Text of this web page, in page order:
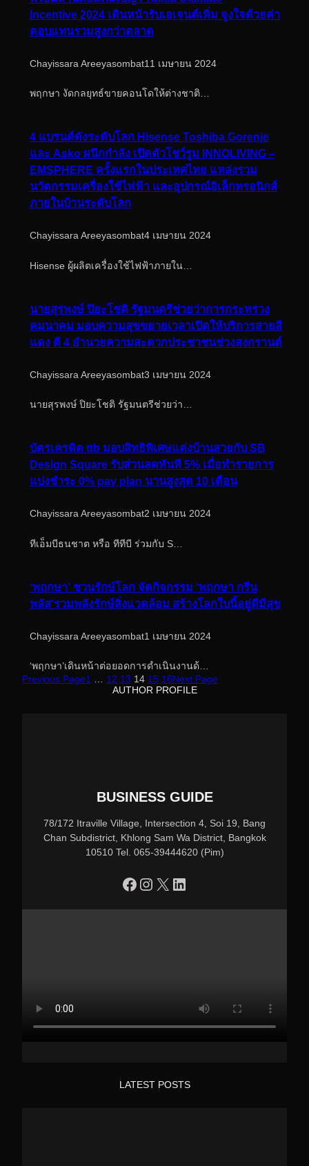
Incentive 2024 เดินหน้ารับเอเจนต์เพิ่ม จูงใจด้วยค่า
ตอบแทนรวมสูงกว่าตลาด
Chayissara Areeyasombat11 เมษายน 2024
พฤกษา งัดกลยุทธ์ขายคอนโดให้ต่างชาติ…
4 แบรนด์ดังระดับโลก Hisense Toshiba Gorenje
และ Asko ผนึกกำลัง เปิดตัวโชว์รูม INNOLIVING –
EMSPHERE ครั้งแรกในประเทศไทย แหล่งรวม
นวัตกรรมเครื่องใช้ไฟฟ้า และอุปกรณ์อิเล็กทรอนิกส์
ภายในบ้านระดับโลก
Chayissara Areeyasombat4 เมษายน 2024
Hisense ผู้ผลิตเครื่องใช้ไฟฟ้าภายใน…
นายสุรพงษ์ ปิยะโชติ รัฐมนตรีช่วยว่าการกระทรวง
คมนาคม มอบความสุขขยายเวลาเปิดให้บริการสายสี
แดง ตี 4 อำนวยความสะดวกประชาชนช่วงสงกรานต์
Chayissara Areeyasombat3 เมษายน 2024
นายสุรพงษ์ ปิยะโชติ รัฐมนตรีช่วยว่า…
บัตรเครดิต ttb มอบสิทธิพิเศษแต่งบ้านสวยกับ SB
Design Square รับส่วนลดทันที 5% เมื่อทำรายการ
แบ่งชำระ 0% pay plan นานสูงสุด 10 เดือน
Chayissara Areeyasombat2 เมษายน 2024
ทีเอ็มบีธนชาต หรือ ทีทีบี ร่วมกับ S…
‘พฤกษา’ ชวนรักษ์โลก จัดกิจกรรม ‘พฤกษา กรีน
พลัส’รวมพลังรักษ์สิ่งแวดล้อม สร้างโลกใบนี้อยู่ดีมีสุข
Chayissara Areeyasombat1 เมษายน 2024
‘พฤกษา’เดินหน้าต่อยอดการดำเนินงานด้…
Previous Page1 12 13 14 15 16Next Page
AUTHOR PROFILE
BUSINESS GUIDE
78/172 Itraville Village, Intersection 4, Soi 19, Bang
Chan Subdistrict, Khlong Sam Wa District, Bangkok
10510 Tel. 065-39444620 (Pim)
https://www.facebook.com/profile.php?id=100090086432719 Instagram X LinkedIn
LATEST POSTS